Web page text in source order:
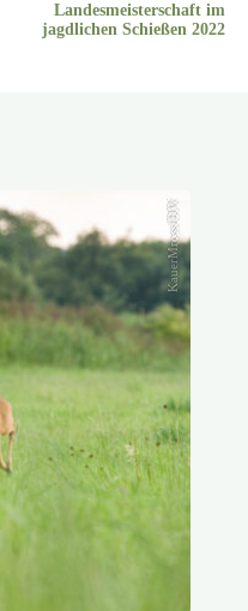
Landesmeisterschaft im
jagdlichen Schießen 2022
KauerMross/DJV